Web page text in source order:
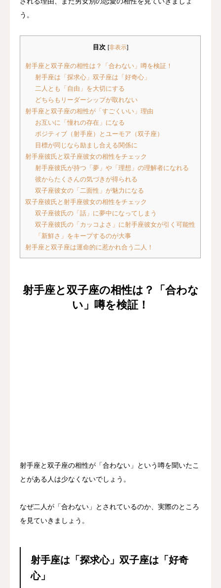
う。
目次 [非表示]
射手座と双子座の相性は？「合わない」噂を検証！
射手座は「探求心」双子座は「好奇心」
二人とも「自由」を大切にする
どちらもリーダーシップが取れない
射手座と双子座の相性が「すごくいい」理由
お互いに「憧れの存在」になる
ポジティブ（射手座）とユーモア（双子座）
目標が同じなら励まし合える関係に
射手座彼氏と双子座彼女の相性をチェック
射手座彼氏が持つ「夢」や「理想」の理解者になれる
彼からたくさんの気づきが得られる
双子座彼女の「二面性」が魅力になる
双子座彼氏と射手座彼女の相性をチェック
双子座彼氏の「話」に夢中になってしまう
双子座彼氏の「カッコよさ」に射手座彼女が引く可能性
「新鮮さ」をキープするのが大事
射手座と双子座は運命的に惹かれ合う二人！
射手座と双子座の相性は？「合わな
い」噂を検証！
射手座と双子座の相性が「合わない」という噂を聞いたこ
とがある人は少なくないでしょう。
なぜ二人が「合わない」とされているのか、実際のところ
を見ていきましょう。
射手座は「探求心」双子座は「好奇
心」